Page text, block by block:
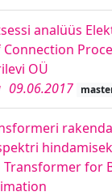
analüüs
OÜ
09.06.2017
for